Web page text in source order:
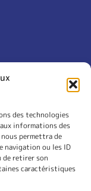
des technologies
informations des
permettra de
navigation ou les ID
de retirer son
caractéristiques